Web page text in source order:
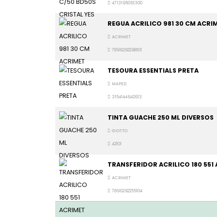
4713195061300
REGUA ACRILICO 981 30 CM
ACRIMET
7896292298101
TESOURA ESSENTIALS PRETA
MAPED
3154144642613
TINTA GUACHE 250 ML DIVERSOS
GIOTTO
42101
TRANSFERIDOR ACRILICO 180 551
ACRIMET
7896292255104